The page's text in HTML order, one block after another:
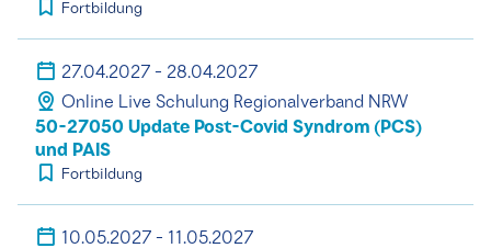
Fortbildung
27.04.2027 - 28.04.2027
Online Live Schulung Regionalverband NRW
50-27050 Update Post-Covid Syndrom (PCS)
und PAIS
Fortbildung
10.05.2027 - 11.05.2027